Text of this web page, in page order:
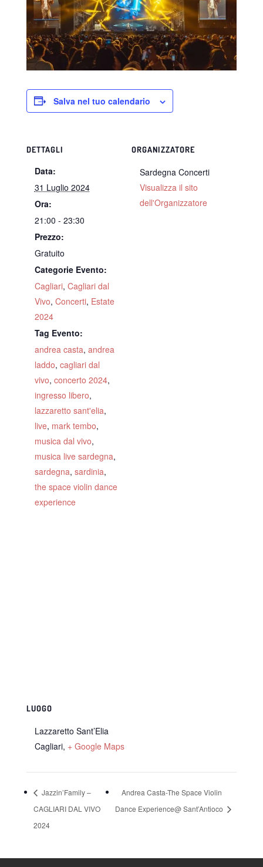
Salva nel tuo calendario
DETTAGLI
Data:
31 Luglio 2024
Ora:
21:00 - 23:30
Prezzo:
Gratuito
Categorie Evento:
Cagliari, Cagliari dal
Vivo, Concerti, Estate
2024
Tag Evento:
andrea casta, andrea
laddo, cagliari dal
vivo, concerto 2024,
ingresso libero,
lazzaretto sant'elia,
live, mark tembo,
musica dal vivo,
musica live sardegna,
sardegna, sardinia,
the space violin dance
experience
ORGANIZZATORE
Sardegna Concerti
Visualizza il sito
dell'Organizzatore
LUOGO
Lazzaretto Sant’Elia
Cagliari, + Google Maps
Jazzin’Family –
CAGLIARI DAL VIVO
2024
Andrea Casta-The Space Violin
Dance Experience@ Sant’Antioco